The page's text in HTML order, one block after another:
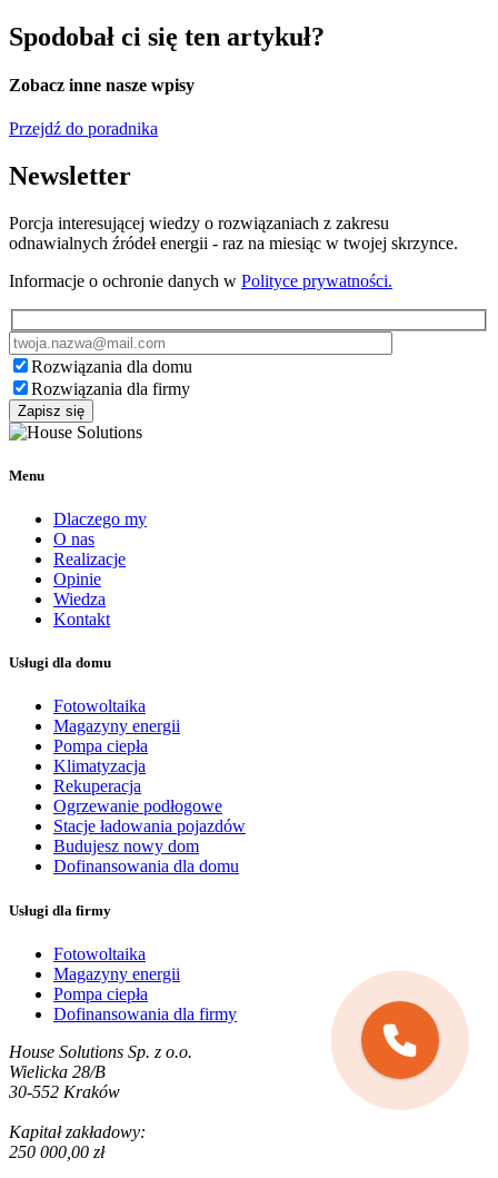
Spodobał ci się ten artykuł?
Zobacz inne nasze wpisy
Przejdź do poradnika
Newsletter
Porcja interesującej wiedzy o rozwiązaniach z zakresu
odnawialnych źródeł energii - raz na miesiąc w twojej skrzynce.
Informacje o ochronie danych w Polityce prywatności.
Rozwiązania dla domu
Rozwiązania dla firmy
Zapisz się
Menu
Dlaczego my
O nas
Realizacje
Opinie
Wiedza
Kontakt
Usługi dla domu
Fotowoltaika
Magazyny energii
Pompa ciepła
Klimatyzacja
Rekuperacja
Ogrzewanie podłogowe
Stacje ładowania pojazdów
Budujesz nowy dom
Dofinansowania dla domu
Usługi dla firmy
Fotowoltaika
Magazyny energii
Pompa ciepła
Dofinansowania dla firmy
House Solutions Sp. z o.o.
Wielicka 28/B
30-552 Kraków
Kapitał zakładowy:
250 000,00 zł